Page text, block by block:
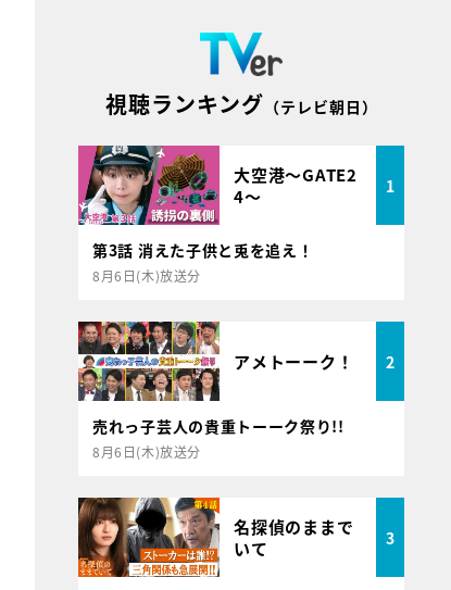
視聴ランキング （テレビ朝日）
大空港～GATE2
4～
1
第3話 消えた子供と兎を追え！
8月6日(木)放送分
アメトーーク！ 2
売れっ子芸人の貴重トーーク祭り!!
8月6日(木)放送分
名探偵のままで
いて
3